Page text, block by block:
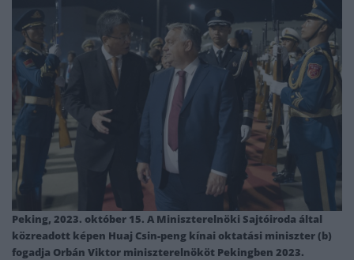
Peking, 2023. október 15. A Miniszterelnöki Sajtóiroda által
közreadott képen Huaj Csin-peng kínai oktatási miniszter (b)
fogadja Orbán Viktor miniszterelnököt Pekingben 2023.